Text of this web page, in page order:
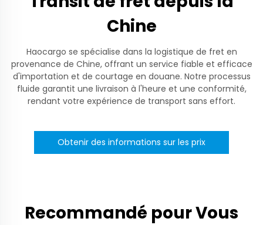
Chine
Haocargo se spécialise dans la logistique de fret en
provenance de Chine, offrant un service fiable et efficace
d'importation et de courtage en douane. Notre processus
fluide garantit une livraison à l'heure et une conformité,
rendant votre expérience de transport sans effort.
Obtenir des informations sur les prix
Recommandé pour Vous